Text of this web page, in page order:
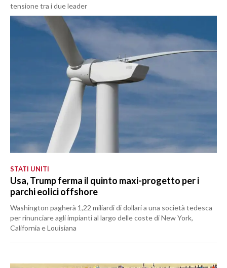
tensione tra i due leader
STATI UNITI
Usa, Trump ferma il quinto maxi-progetto per i
parchi eolici offshore
Washington pagherà 1,22 miliardi di dollari a una società tedesca
per rinunciare agli impianti al largo delle coste di New York,
California e Louisiana